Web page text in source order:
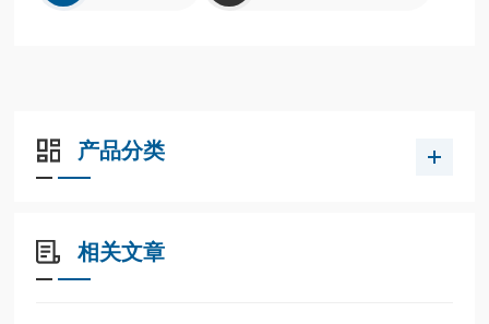
产品分类
相关文章